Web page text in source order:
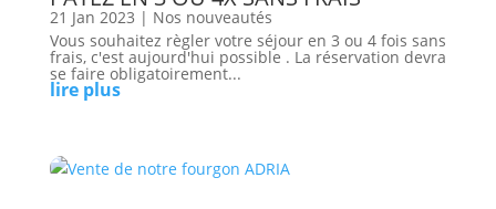
21 Jan 2023 | Nos nouveautés
Vous souhaitez règler votre séjour en 3 ou 4 fois sans
frais, c'est aujourd'hui possible . La réservation devra
se faire obligatoirement...
lire plus